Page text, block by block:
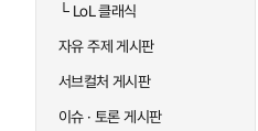
└LoL 클래식
자유 주제 게시판
서브컬처 게시판
이슈 · 토론 게시판